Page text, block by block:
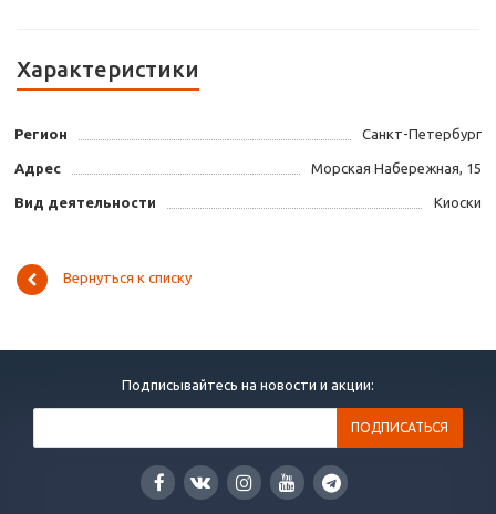
Характеристики
Регион Санкт-Петербург
Адрес Морская Набережная, 15
Вид деятельности Киоски
Вернуться к списку
Подписывайтесь на новости и акции: